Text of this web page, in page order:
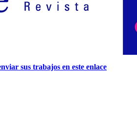
sus trabajos en este enlace